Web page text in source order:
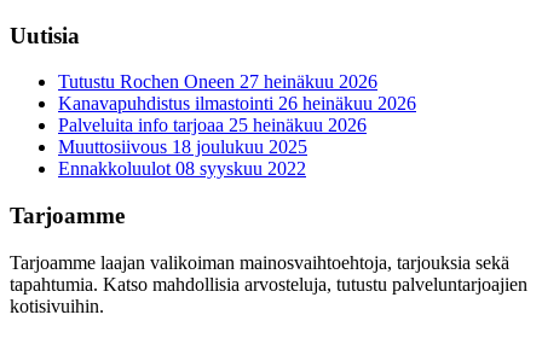
Uutisia
Tutustu Rochen Oneen 27 heinäkuu 2026
Kanavapuhdistus ilmastointi 26 heinäkuu 2026
Palveluita info tarjoaa 25 heinäkuu 2026
Muuttosiivous 18 joulukuu 2025
Ennakkoluulot 08 syyskuu 2022
Tarjoamme
Tarjoamme laajan valikoiman mainosvaihtoehtoja, tarjouksia sekä
tapahtumia. Katso mahdollisia arvosteluja, tutustu palveluntarjoajien
kotisivuihin.